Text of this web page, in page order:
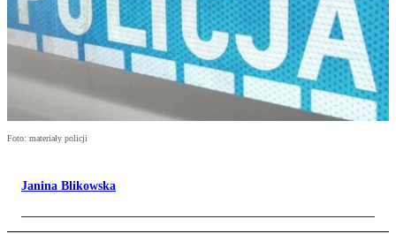
Foto: materiały policji
Janina Blikowska